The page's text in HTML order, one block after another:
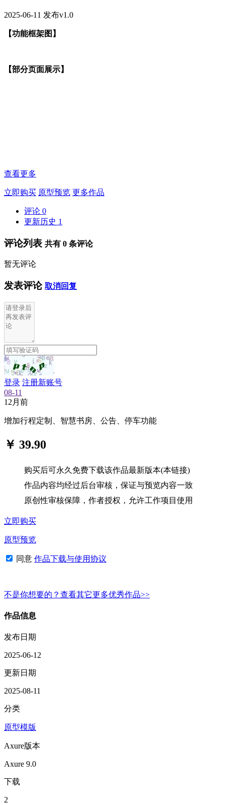
2025-06-11 发布v1.0
【功能框架图】
【部分页面展示】
查看更多
立即购买 原型预览 更多作品
评论 0
更新历史 1
评论列表 共有 0 条评论
暂无评论
发表评论 取消回复
登录 注册新账号
08-11
12月前
增加行程定制、智慧书房、公告、停车功能
￥ 39.90
购买后可永久免费下载该作品最新版本(本链接)
作品内容均经过后台审核，保证与预览内容一致
原创性审核保障，作者授权，允许工作项目使用
立即购买
原型预览
同意 作品下载与使用协议
不是你想要的？查看其它更多优秀作品>>
作品信息
发布日期
2025-06-12
更新日期
2025-08-11
分类
原型模版
Axure版本
Axure 9.0
下载
2